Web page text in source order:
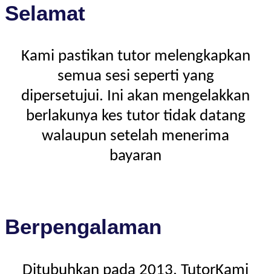
Selamat
Kami pastikan tutor melengkapkan
semua sesi seperti yang
dipersetujui. Ini akan mengelakkan
berlakunya kes tutor tidak datang
walaupun setelah menerima
bayaran
Berpengalaman
Ditubuhkan pada 2013, TutorKami